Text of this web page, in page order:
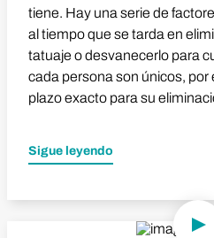
tiene. Hay una serie de
al tiempo que se tarda en
tatuaje o desvanecerlo para
cada persona son únicos, por
plazo exacto para su
Sigue leyendo